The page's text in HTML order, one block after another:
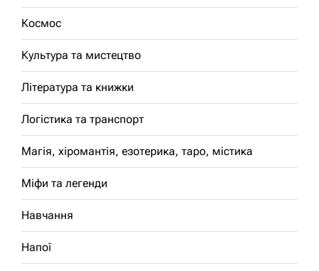
Космос
Культура та мистецтво
Література та книжки
Логістика та транспорт
Магія, хіромантія, езотерика, таро, містика
Міфи та легенди
Навчання
Напої